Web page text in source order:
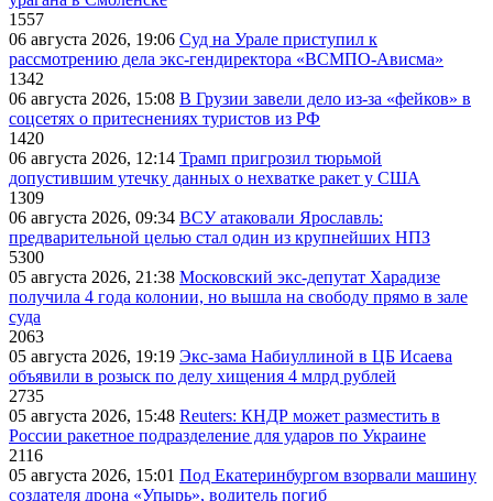
1557
06 августа 2026, 19:06 Суд на Урале приступил к
рассмотрению дела экс-гендиректора «ВСМПО-Ависма»
1342
06 августа 2026, 15:08 В Грузии завели дело из-за «фейков» в
соцсетях о притеснениях туристов из РФ
1420
06 августа 2026, 12:14 Трамп пригрозил тюрьмой
допустившим утечку данных о нехватке ракет у США
1309
06 августа 2026, 09:34 ВСУ атаковали Ярославль:
предварительной целью стал один из крупнейших НПЗ
5300
05 августа 2026, 21:38 Московский экс-депутат Харадизе
получила 4 года колонии, но вышла на свободу прямо в зале
суда
2063
05 августа 2026, 19:19 Экс-зама Набиуллиной в ЦБ Исаева
объявили в розыск по делу хищения 4 млрд рублей
2735
05 августа 2026, 15:48 Reuters: КНДР может разместить в
России ракетное подразделение для ударов по Украине
2116
05 августа 2026, 15:01 Под Екатеринбургом взорвали машину
создателя дрона «Упырь», водитель погиб